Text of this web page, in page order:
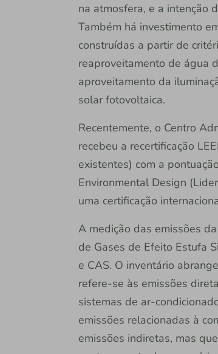
na atmosfera, e a intenção
Também há investimento
construídas a partir de
reaproveitamento de água
aproveitamento da
solar fotovoltaica.
Recentemente, o Centro
recebeu a recertificação
existentes) com a
Environmental Design
uma certificação
A medição das emissões
de Gases de Efeito Estufa
e CAS. O inventário
refere-se às emissões
sistemas de ar-
emissões relacionadas à
emissões indiretas, mas